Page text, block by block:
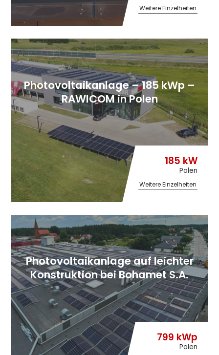
Weitere Einzelheiten
Photovoltaikanlage – 185 kWp –
RAWICOM in Polen
185 kW
Polen
Weitere Einzelheiten
Photovoltaikanlage auf leichter
Konstruktion bei Bohamet S.A.
799 kWp
Polen